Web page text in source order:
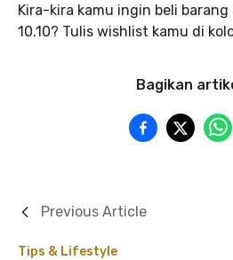
Kira-kira kamu ingin beli barang
10.10? Tulis wishlist kamu di
Bagikan
Tips & Lifestyle
Previous Article